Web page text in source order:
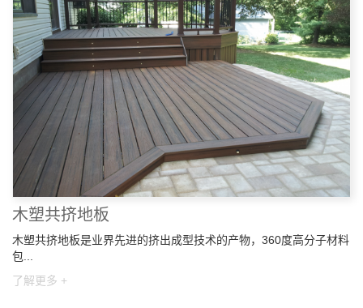
木塑共挤地板
木塑共挤地板是业界先进的挤出成型技术的产物，360度高分子材料
包...
了解更多 +